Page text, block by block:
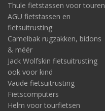
Thule fietstassen voor touren
AGU fietstassen en
fietsuitrusting
Camelbak rugzakken, bidons
& méér
Jack Wolfskin fietsuitrusting
ook voor kind
Vaude fietsuitrusting
Fietscomputers
Helm voor tourfietsen